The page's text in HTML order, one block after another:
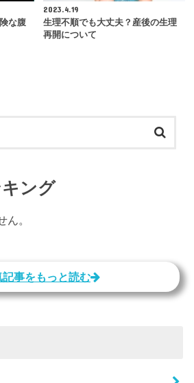
な腹
2023.4.19
生理不順でも大丈夫？産後の生理
再開について
ング
ん。
記事をもっと読む